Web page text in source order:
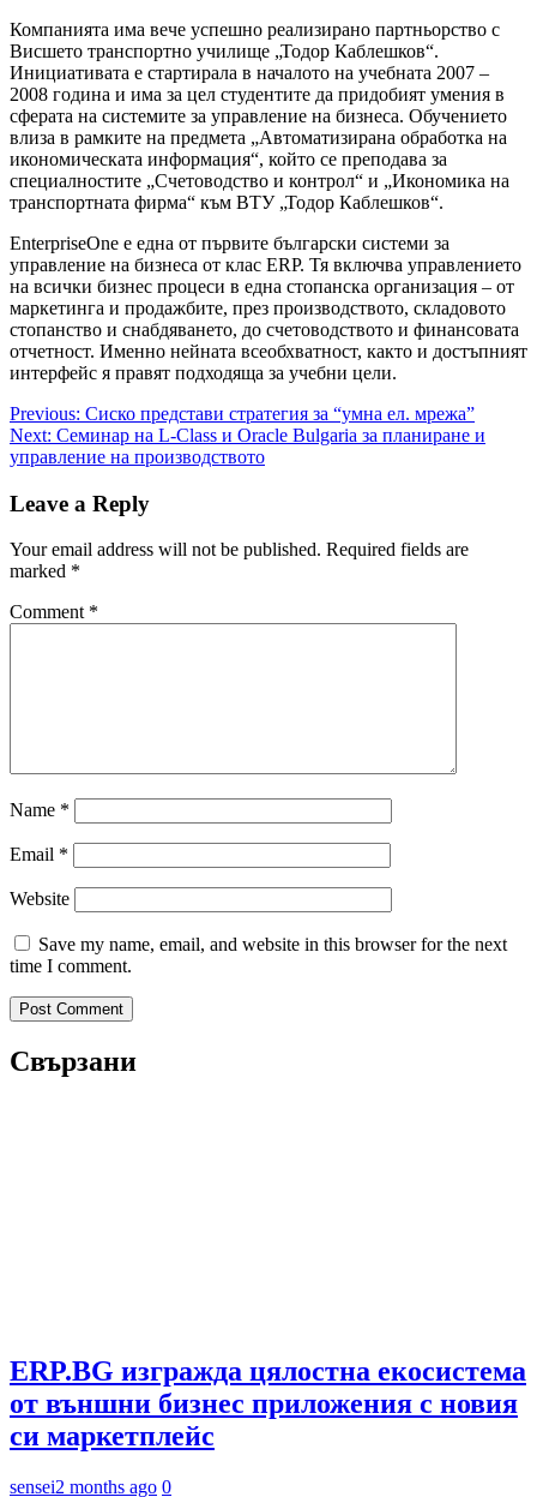
Компанията има вече успешно реализирано партньорство с
Висшето транспортно училище „Тодор Каблешков“.
Инициативата е стартирала в началото на учебната 2007 –
2008 година и има за цел студентите да придобият умения в
сферата на системите за управление на бизнеса. Обучението
влиза в рамките на предмета „Автоматизирана обработка на
икономическата информация“, който се преподава за
специалностите „Счетоводство и контрол“ и „Икономика на
транспортната фирма“ към ВТУ „Тодор Каблешков“.
EnterpriseOne е една от първите български системи за
управление на бизнеса от клас ERP. Тя включва управлението
на всички бизнес процеси в една стопанска организация – от
маркетинга и продажбите, през производството, складовото
стопанство и снабдяването, до счетоводството и финансовата
отчетност. Именно нейната всеобхватност, както и достъпният
интерфейс я правят подходяща за учебни цели.
Post
navigation
Previous: Сиско представи стратегия за “умна ел. мрежа”
Next: Семинар на L-Class и Oracle Bulgaria за планиране и
управление на производството
Leave a Reply
Your email address will not be published. Required fields are
marked *
Comment *
Name *
Email *
Website
Save my name, email, and website in this browser for the next
time I comment.
Свързани
ERP.BG изгражда цялостна екосистема
от външни бизнес приложения с новия
си маркетплейс
sensei2 months ago 0